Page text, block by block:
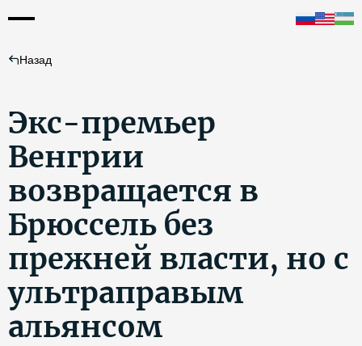
Назад
Экс-премьер
Венгрии
возвращается в
Брюссель без
прежней власти, но с
ультраправым
альянсом